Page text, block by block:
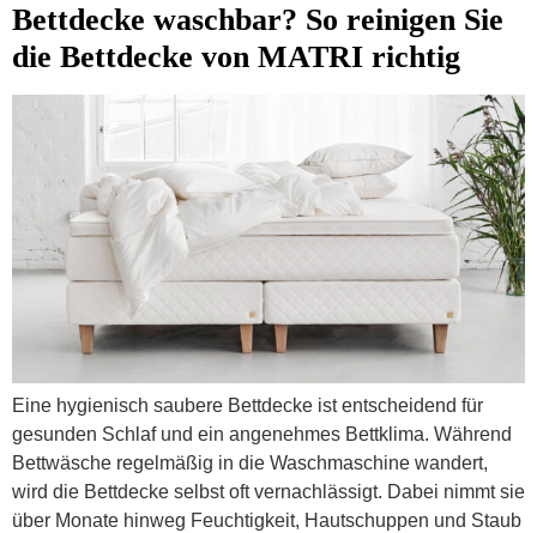
Bettdecke waschbar? So reinigen Sie
die Bettdecke von MATRI richtig
Eine hygienisch saubere Bettdecke ist entscheidend für
gesunden Schlaf und ein angenehmes Bettklima. Während
Bettwäsche regelmäßig in die Waschmaschine wandert,
wird die Bettdecke selbst oft vernachlässigt. Dabei nimmt sie
über Monate hinweg Feuchtigkeit, Hautschuppen und Staub